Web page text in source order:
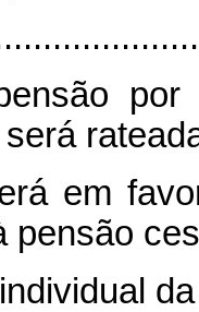
por
em
pensão